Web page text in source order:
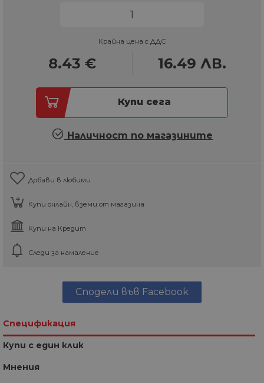
Крайна цена с ДДС
8.43 € 16.49 ЛВ.
Купи сега
Наличност по магазините
Добави в любими
Купи онлайн, вземи от магазина
Купи на Кредит
Следи за намаление
Сподели във Facebook
Спецификация
Купи с един клик
Мнения